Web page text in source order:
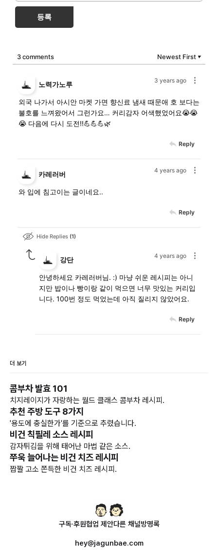
등록
3 comments Newest First ▼
3 years ago
노력가노루
외국 나가서 아시안 마켓 가면 향신료 냄새 때문애 호 보다는
불호를 느껴왔어서 그런가요… 커리감자 어색했었어요😭😭
😭 다음에 다시 도전!!💪💪💪🌿
Reply
4 years ago
카레러버
와 입에 침고이는 글이네요..
Reply
Hide Replies 1
4 years ago
강단
안녕하세요 카레러버님. :) 마냥 쉬운 레시피는 아니
지만 밥이나 빵이랑 같이 먹으면 너무 맛있는 커리입
니다. 100번 정도 먹었는데 아직 질리지 않았어요.
Reply
더 보기
콤부차 발효 101
치지레이지가 자랑하는 월드 클래스 콤부차 레시피.
추천 주방 도구 8가지
'용도에 충실한가'를 기준으로 추렸습니다.
비건 칙필레 소스 레시피
감자튀김을 위해 태어난 마법 같은 소스.
쭈욱 늘어나는 비건 치즈 레시피
짭짤 고소 쫀득한 비건 치즈 레시피.
구독·후원협업 제안다른 채널방명록
hey@jagunbae.com